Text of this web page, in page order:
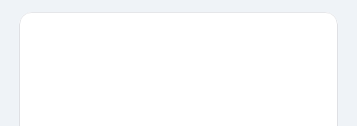
من E-World وJingak Cultural Center أيضًا.